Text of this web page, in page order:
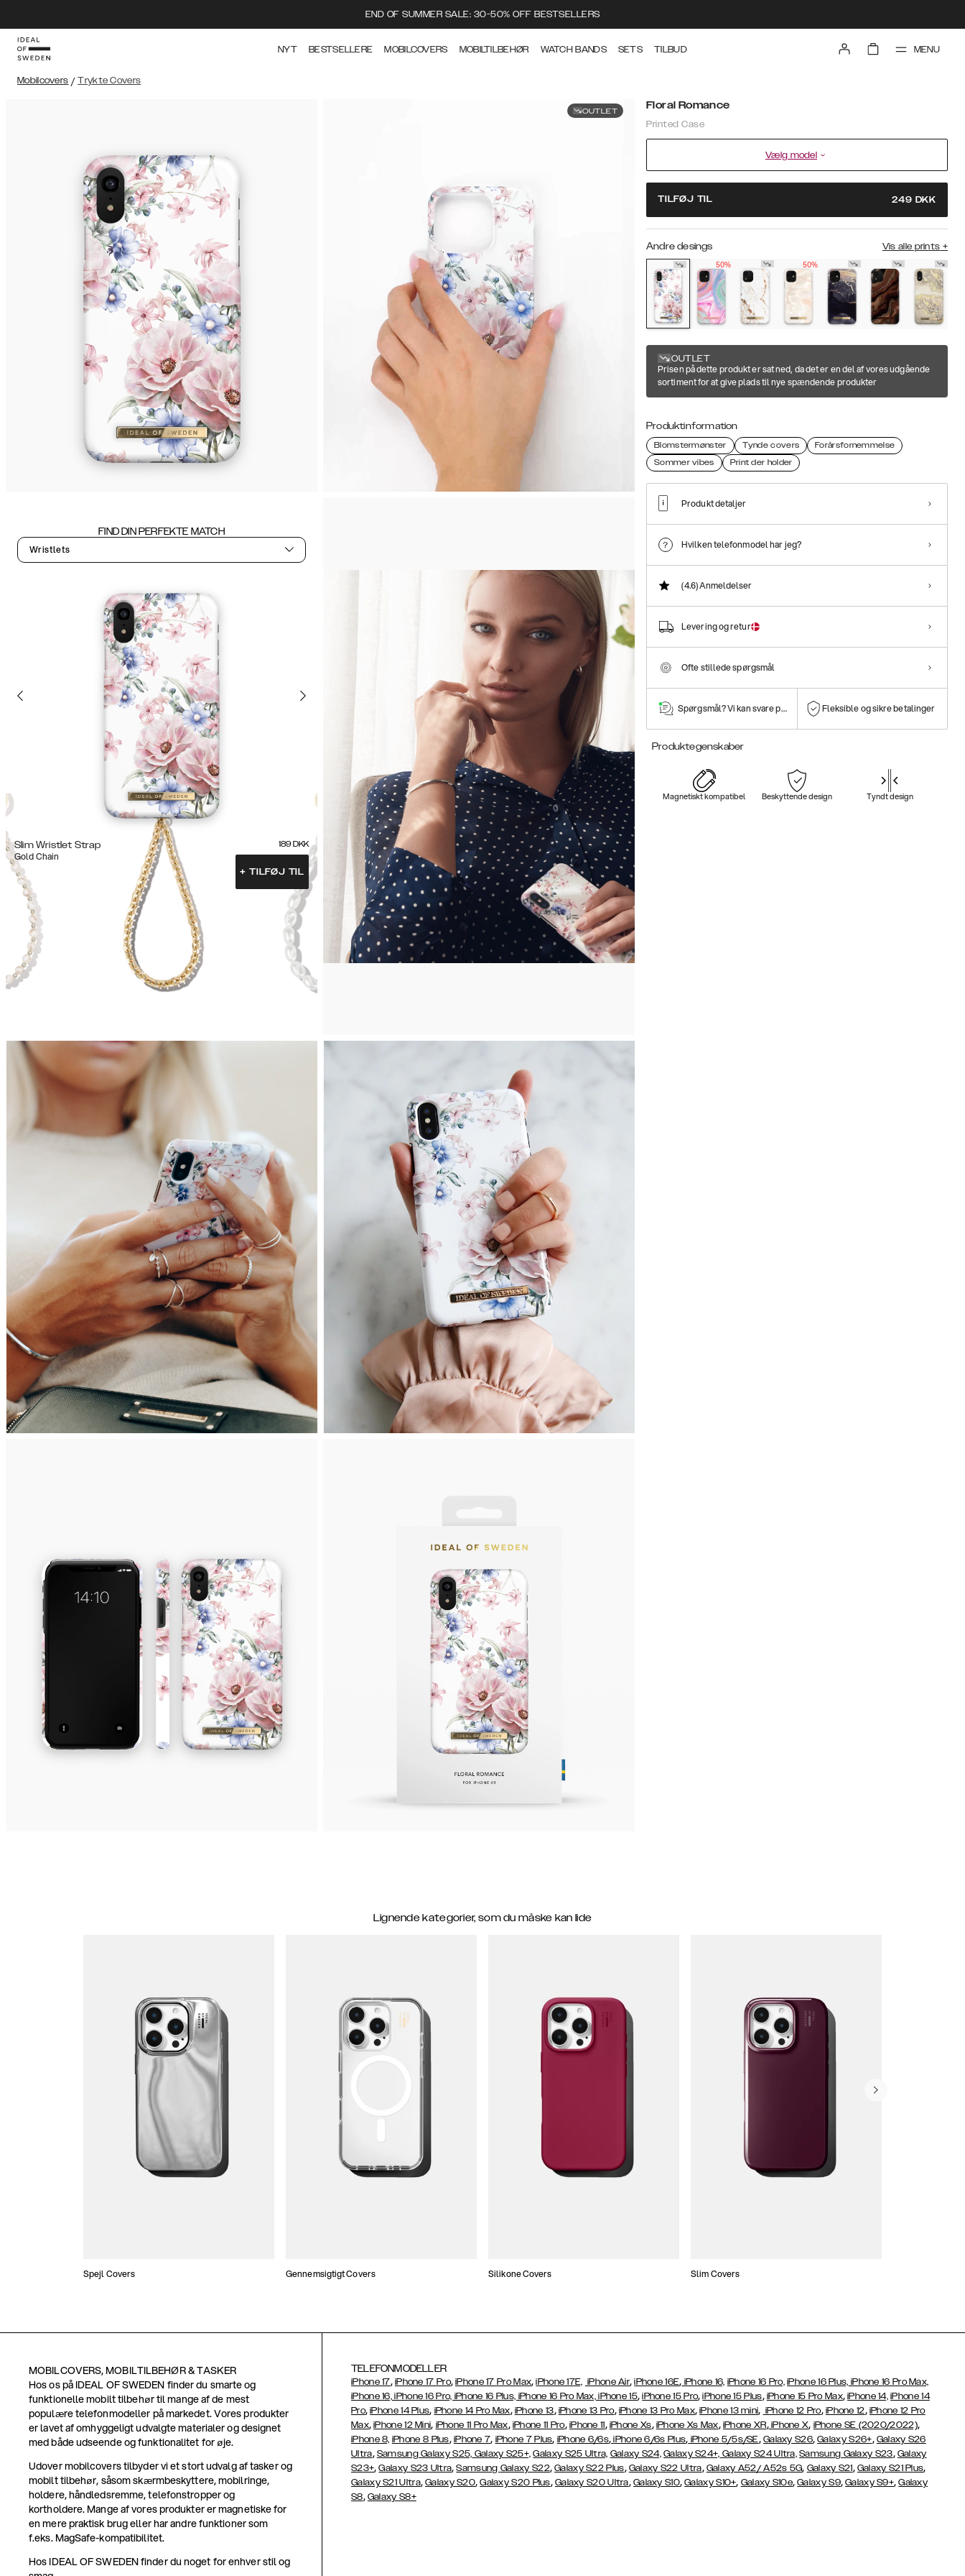
END OF SUMMER SALE: 30-50% OFF BESTSELLERS
NYT BESTSELLERE MOBILCOVERS MOBILTILBEHØR WATCH BANDS SETS TILBUD MENU
Mobilcovers / Trykte Covers
OUTLET
FIND DIN PERFEKTE MATCH
Wristlets
Slim Wristlet Strap
Gold Chain
189 DKK
+ TILFØJ TIL
Floral Romance
Printed Case
Vælg model
TILFØJ TIL 249 DKK
Andre desings Vis alle prints +
50%
50%
OUTLET
Prisen på dette produkt er sat ned, da det er en del af vores udgående
sortiment for at give plads til nye spændende produkter
Produktinformation
Blomstermønster Tynde covers
Forårsfornemmelse
Sommer vibes
Print der holder
Produkt detaljer
Hvilken telefonmodel har jeg?
(4.6)Anmeldelser
Levering og retur
Ofte stillede spørgsmål
Spørgsmål? Vi kan svare på dem! Fleksible og sikre betalinger
Produktegenskaber
Magnetiskt kompatibel Beskyttende design Tyndt design
Lignende kategorier, som du måske kan lide
Spejl Covers Gennemsigtigt Covers Silikone Covers Slim Covers
MOBILCOVERS, MOBILTILBEHØR & TASKER
Hos os på IDEAL OF SWEDEN finder du smarte og
funktionelle mobilt tilbehør til mange af de mest
populære telefonmodeller på markedet. Vores produkter
er lavet af omhyggeligt udvalgte materialer og designet
med både udseende og funktionalitet for øje.
Udover mobilcovers tilbyder vi et stort udvalg af tasker og
mobilt tilbehør, såsom skærmbeskyttere, mobilringe,
holdere, håndledsremme, telefonstropper og
kortholdere. Mange af vores produkter er magnetiske for
en mere praktisk brug eller har andre funktioner som
f.eks. MagSafe-kompatibilitet.
Hos IDEAL OF SWEDEN finder du noget for enhver stil og
TELEFONMODELLER
iPhone 17, iPhone 17 Pro,iPhone 17 Pro Max,iPhone 17E, iPhone Air,iPhone 16E, iPhone 16, iPhone 16 Pro, iPhone 16 Plus, iPhone 16 Pro Max,
iPhone 16, iPhone 16 Pro, iPhone 16 Plus, iPhone 16 Pro Max, iPhone 15,iPhone 15 Pro,iPhone 15 Plus, iPhone 15 Pro Max,iPhone 14, iPhone 14
Pro,iPhone 14 Plus, iPhone 14 Pro Max, iPhone 13, iPhone 13 Pro, iPhone 13 Pro Max,iPhone 13 mini, iPhone 12 Pro, iPhone 12, iPhone 12 Pro
Max,iPhone 12 Mini, iPhone 11 Pro Max, iPhone 11 Pro, iPhone 11, iPhone Xs, iPhone Xs Max, iPhone XR,iPhone X, iPhone SE (2020/2022),
iPhone 8, iPhone 8 Plus, iPhone 7, iPhone 7 Plus, iPhone 6/6s, iPhone 6/6s Plus, iPhone 5/5s/SE, Galaxy S26,Galaxy S26+, Galaxy S26
Ultra, Samsung Galaxy S25, Galaxy S25+, Galaxy S25 Ultra, Galaxy S24, Galaxy S24+, Galaxy S24 Ultra, Samsung Galaxy S23, Galaxy
S23+,Galaxy S23 Ultra,Samsung Galaxy S22,Galaxy S22 Plus, Galaxy S22 Ultra, Galaxy A52/ A52s 5G, Galaxy S21, Galaxy S21 Plus,
Galaxy S21 Ultra,Galaxy S20,Galaxy S20 Plus, Galaxy S20 Ultra, Galaxy S10,Galaxy S10+, Galaxy S10e,Galaxy S9,Galaxy S9+,Galaxy
S8, Galaxy S8+